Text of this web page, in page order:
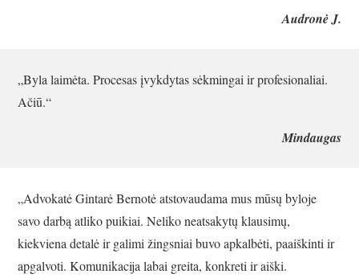
Audronė J.
„Byla laimėta. Procesas įvykdytas sėkmingai ir profesionaliai.
Ačiū.“
Mindaugas
„Advokatė Gintarė Bernotė atstovaudama mus mūsų byloje
savo darbą atliko puikiai. Neliko neatsakytų klausimų,
kiekviena detalė ir galimi žingsniai buvo apkalbėti, paaiškinti ir
apgalvoti. Komunikacija labai greita, konkreti ir aiški.